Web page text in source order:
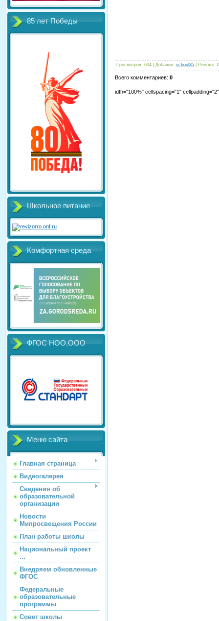
85 лет Победы
Школьное питание
Комфортная среда
ФГОС НОО,ООО
Меню сайта
Главная страница
Видеогалерея
Сведения об
образовательной
организации
Новости
Мипросвещения России
План работы школы
Национальный проект
...
Внедряем обновленные
ФГОС
Федеральные
образовательные
программы
Совет школы
Просмотров: 604 Добавил: school35 Рейтинг:
Всего комментариев: 0
idth="100%" cellspacing="1"